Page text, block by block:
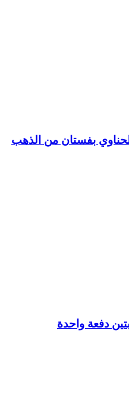
بفستان من الذهب
دفعة واحدة